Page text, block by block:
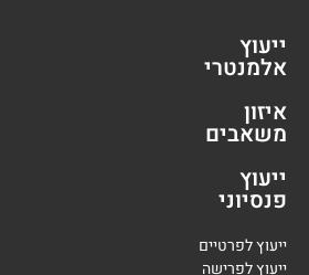
ייעוץ
אלמנטרי
איזון
משאבים
ייעוץ
פנסיוני
ייעוץ לפרטיים
ייעוץ לפרישה